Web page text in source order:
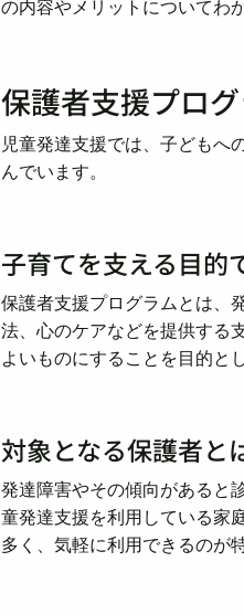
の内容やメリットについてわ
保護者支援プロ
児童発達支援では、子どもへ
んでいます。
子育てを支える目的
保護者支援プログラムとは、
法、心のケアなどを提供する
よいものにすることを目的と
対象となる保護者と
発達障害やその傾向があると
童発達支援を利用している家
多く、気軽に利用できるのが